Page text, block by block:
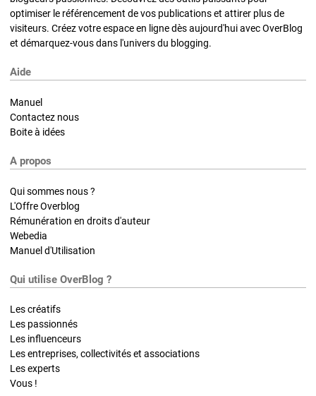
optimiser le référencement de vos publications et attirer plus de
visiteurs. Créez votre espace en ligne dès aujourd'hui avec OverBlog
et démarquez-vous dans l'univers du blogging.
Aide
Manuel
Contactez nous
Boite à idées
A propos
Qui sommes nous ?
L'Offre Overblog
Rémunération en droits d'auteur
Webedia
Manuel d'Utilisation
Qui utilise OverBlog ?
Les créatifs
Les passionnés
Les influenceurs
Les entreprises, collectivités et associations
Les experts
Vous !